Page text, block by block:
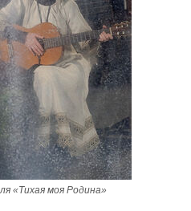
«Тихая моя Родина»